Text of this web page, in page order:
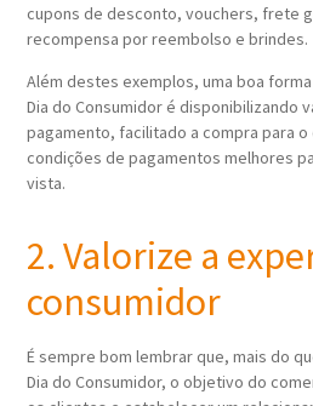
cupons de desconto, vouchers, frete
recompensa por reembolso e brindes.
Além destes exemplos, uma boa
Dia do Consumidor é disponibilizando
pagamento, facilitado a compra para
condições de pagamentos melhores
vista.
2. Valorize a
consumidor
É sempre bom lembrar que, mais do
Dia do Consumidor, o objetivo do